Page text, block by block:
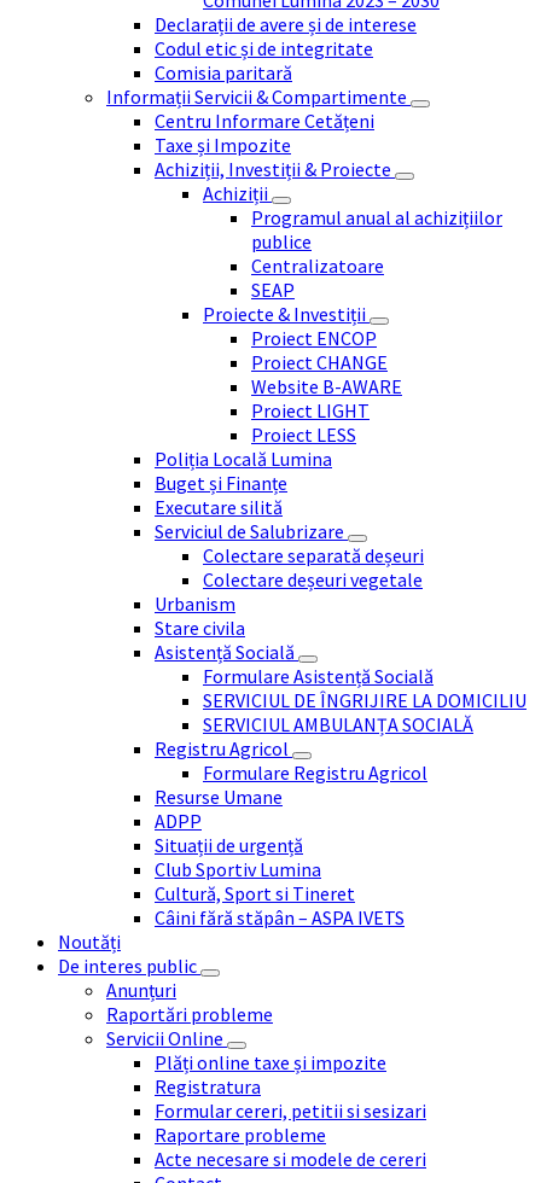
Declarații de avere și de interese
Codul etic și de integritate
Comisia paritară
Informații Servicii & Compartimente
Centru Informare Cetățeni
Taxe și Impozite
Achiziții, Investiții & Proiecte
Achiziții
Programul anual al achizițiilor
publice
Centralizatoare
SEAP
Proiecte & Investiții
Proiect ENCOP
Proiect CHANGE
Website B-AWARE
Proiect LIGHT
Proiect LESS
Poliția Locală Lumina
Buget și Finanțe
Executare silită
Serviciul de Salubrizare
Colectare separată deșeuri
Colectare deșeuri vegetale
Urbanism
Stare civila
Asistență Socială
Formulare Asistență Socială
SERVICIUL DE ÎNGRIJIRE LA DOMICILIU
SERVICIUL AMBULANȚA SOCIALĂ
Registru Agricol
Formulare Registru Agricol
Resurse Umane
ADPP
Situații de urgență
Club Sportiv Lumina
Cultură, Sport si Tineret
Câini fără stăpân – ASPA IVETS
Noutăți
De interes public
Anunțuri
Raportări probleme
Servicii Online
Plăți online taxe și impozite
Registratura
Formular cereri, petitii si sesizari
Raportare probleme
Acte necesare si modele de cereri